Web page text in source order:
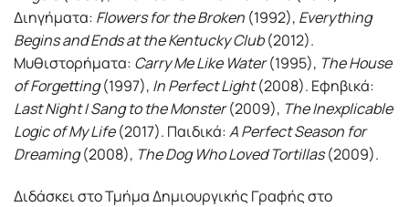
Διηγήματα: Flowers for the Broken (1992), Everything
Begins and Ends at the Kentucky Club(2012).
Μυθιστορήματα: Carry Me Like Water(1995), The House
of Forgetting(1997), In Perfect Light(2008). Εφηβικά:
Last Night I Sang to the Monster(2009), The Inexplicable
Logic of My Life(2017). Παιδικά:A Perfect Season for
Dreaming(2008), The Dog Who Loved Tortillas(2009).
Διδάσκει στο Τμήμα Δημιουργικής Γραφής στο